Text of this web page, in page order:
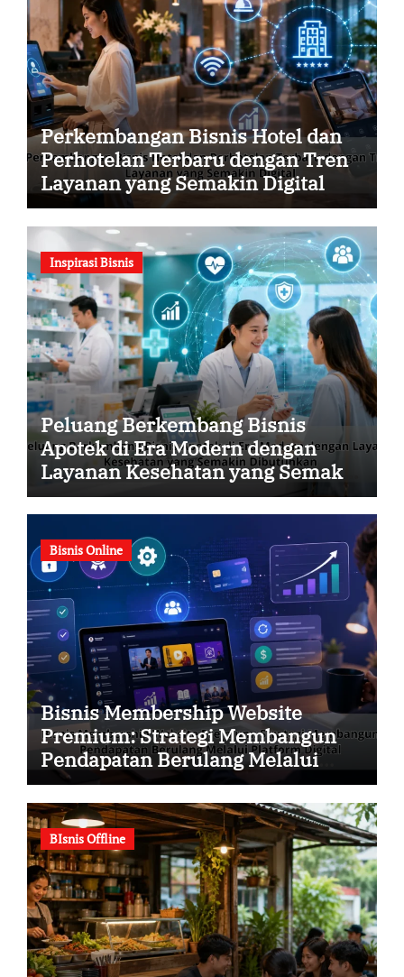
Perkembangan Bisnis Hotel dan
Perhotelan Terbaru dengan Tren
Layanan yang Semakin Digital
Inspirasi Bisnis
Peluang Berkembang Bisnis
Apotek di Era Modern dengan
Layanan Kesehatan yang Semakin
Dibutuhkan
Bisnis Online
Bisnis Membership Website
Premium: Strategi Membangun
Pendapatan Berulang Melalui
Platform Digital
BIsnis Offline